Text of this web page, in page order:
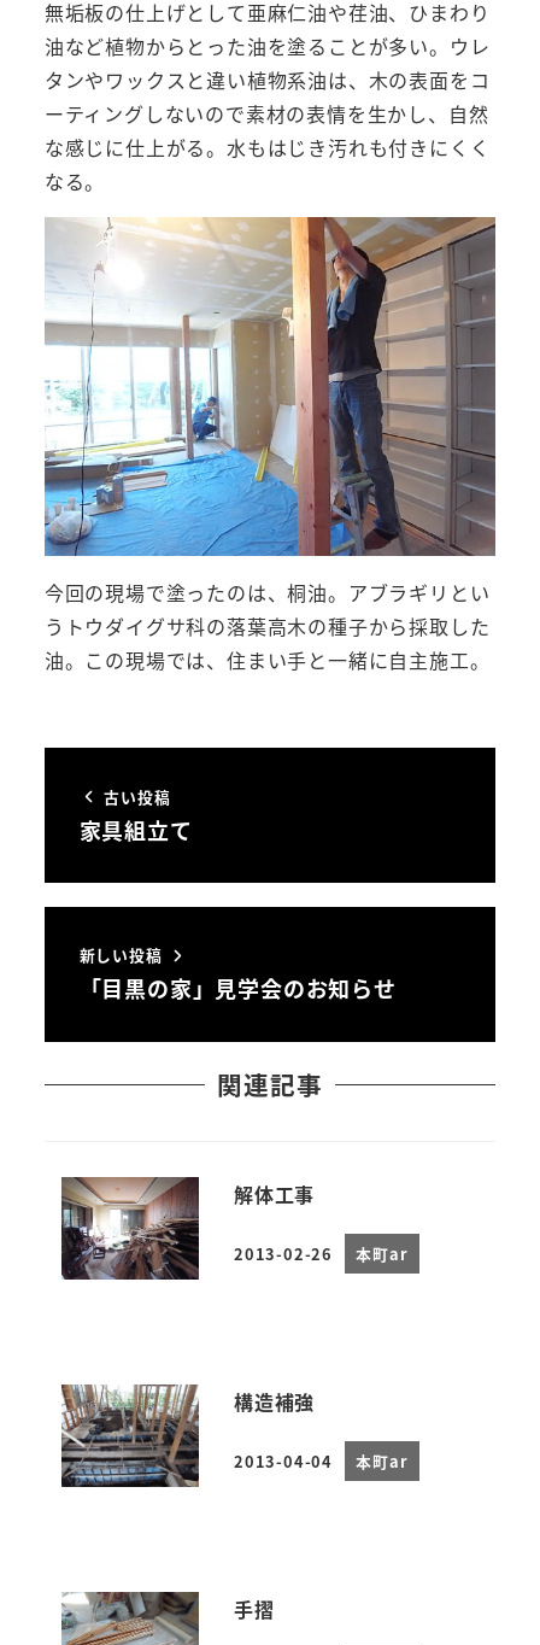
無垢板の仕上げとして亜麻仁油や荏油、ひまわり
油など植物からとった油を塗ることが多い。ウレ
タンやワックスと違い植物系油は、木の表面をコ
ーティングしないので素材の表情を生かし、自然
な感じに仕上がる。水もはじき汚れも付きにくく
なる。
今回の現場で塗ったのは、桐油。アブラギリとい
うトウダイグサ科の落葉高木の種子から採取した
油。この現場では、住まい手と一緒に自主施工。
古い投稿
家具組立て
新しい投稿
「目黒の家」見学会のお知らせ
関連記事
解体工事
投稿日
2013-02-26 本町ar
構造補強
投稿日
2013-04-04 本町ar
手摺